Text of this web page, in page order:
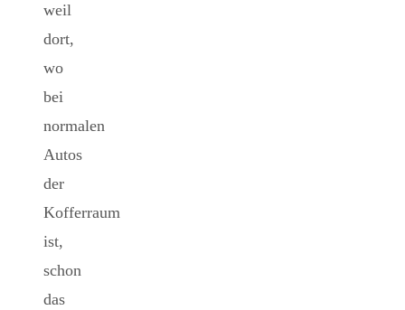
weil
dort,
wo
bei
normalen
Autos
der
Kofferraum
ist,
schon
das